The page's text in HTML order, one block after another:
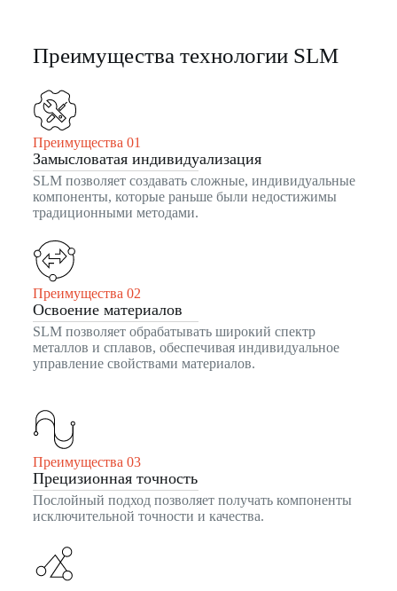
Преимущества технологии SLM
Преимущества 01
Замысловатая индивидуализация
SLM позволяет создавать сложные, индивидуальные
компоненты, которые раньше были недостижимы
традиционными методами.
Преимущества 02
Освоение материалов
SLM позволяет обрабатывать широкий спектр
металлов и сплавов, обеспечивая индивидуальное
управление свойствами материалов.
Преимущества 03
Прецизионная точность
Послойный подход позволяет получать компоненты
исключительной точности и качества.